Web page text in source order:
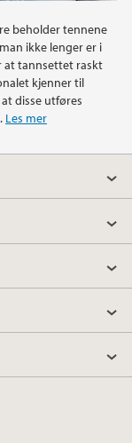
beholder tennene
ikke lenger er i
at tannsettet raskt
kjenner til
disse utføres
Les mer